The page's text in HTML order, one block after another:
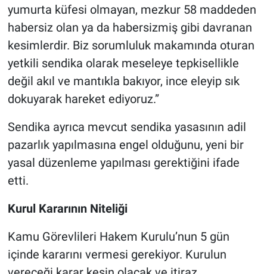
yumurta küfesi olmayan, mezkur 58 maddeden
habersiz olan ya da habersizmiş gibi davranan
kesimlerdir. Biz sorumluluk makamında oturan
yetkili sendika olarak meseleye tepkisellikle
değil akıl ve mantıkla bakıyor, ince eleyip sık
dokuyarak hareket ediyoruz.”
Sendika ayrıca mevcut sendika yasasının adil
pazarlık yapılmasına engel olduğunu, yeni bir
yasal düzenleme yapılması gerektiğini ifade
etti.
Kurul Kararının Niteliği
Kamu Görevlileri Hakem Kurulu’nun 5 gün
içinde kararını vermesi gerekiyor. Kurulun